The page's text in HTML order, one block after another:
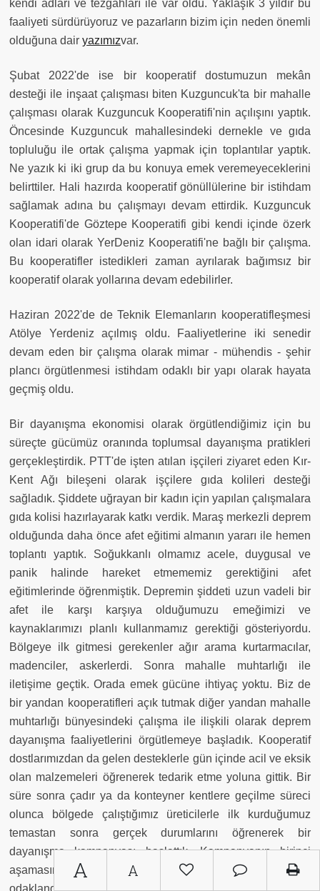
A A
kendi adları ve tezgahları ile var oldu. Yaklaşık 3 yıldır bu
faaliyeti sürdürüyoruz ve pazarların bizim için neden önemli
olduğuna dair yazımızvar.
Şubat 2022'de ise bir kooperatif dostumuzun mekân
desteği ile inşaat çalışması biten Kuzguncuk'ta bir mahalle
çalışması olarak Kuzguncuk Kooperatifi'nin açılışını yaptık.
Öncesinde Kuzguncuk mahallesindeki dernekle ve gıda
topluluğu ile ortak çalışma yapmak için toplantılar yaptık.
Ne yazık ki iki grup da bu konuya emek veremeyeceklerini
belirttiler. Hali hazırda kooperatif gönüllülerine bir istihdam
sağlamak adına bu çalışmayı devam ettirdik. Kuzguncuk
Kooperatifi'de Göztepe Kooperatifi gibi kendi içinde özerk
olan idari olarak YerDeniz Kooperatifi'ne bağlı bir çalışma.
Bu kooperatifler istedikleri zaman ayrılarak bağımsız bir
kooperatif olarak yollarına devam edebilirler.
Haziran 2022'de de Teknik Elemanların kooperatifleşmesi
Atölye Yerdeniz açılmış oldu. Faaliyetlerine iki senedir
devam eden bir çalışma olarak mimar - mühendis - şehir
plancı örgütlenmesi istihdam odaklı bir yapı olarak hayata
geçmiş oldu.
Bir dayanışma ekonomisi olarak örgütlendiğimiz için bu
süreçte gücümüz oranında toplumsal dayanışma pratikleri
gerçekleştirdik. PTT'de işten atılan işçileri ziyaret eden Kır-
Kent Ağı bileşeni olarak işçilere gıda kolileri desteği
sağladık. Şiddete uğrayan bir kadın için yapılan çalışmalara
gıda kolisi hazırlayarak katkı verdik. Maraş merkezli deprem
olduğunda daha önce afet eğitimi almanın yararı ile hemen
toplantı yaptık. Soğukkanlı olmamız acele, duygusal ve
panik halinde hareket etmememiz gerektiğini afet
eğitimlerinde öğrenmiştik. Depremin şiddeti uzun vadeli bir
afet ile karşı karşıya olduğumuzu emeğimizi ve
kaynaklarımızı planlı kullanmamız gerektiği gösteriyordu.
Bölgeye ilk gitmesi gerekenler ağır arama kurtarmacılar,
madenciler, askerlerdi. Sonra mahalle muhtarlığı ile
iletişime geçtik. Orada emek gücüne ihtiyaç yoktu. Biz de
bir yandan kooperatifleri açık tutmak diğer yandan mahalle
muhtarlığı bünyesindeki çalışma ile ilişkili olarak deprem
dayanışma faaliyetlerini örgütlemeye başladık. Kooperatif
dostlarımızdan da gelen desteklerle gün içinde acil ve eksik
olan malzemeleri öğrenerek tedarik etme yoluna gittik. Bir
süre sonra çadır ya da konteyner kentlere geçilme süreci
olunca bölgede çalıştığımız üreticilerle ilk kurduğumuz
temastan sonra gerçek durumlarını öğrenerek bir
dayanışma kampanyası başlattık. Kampanyanın birinci
aşamasında bina, malzeme, ekipman, makina eksikliklerine